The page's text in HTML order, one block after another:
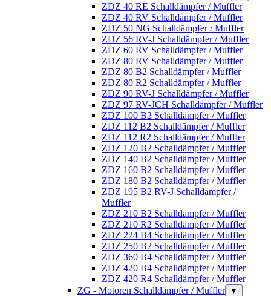
ZDZ 40 RE Schalldämpfer / Muffler
ZDZ 40 RV Schalldämpfer / Muffler
ZDZ 50 NG Schalldämpfer / Muffler
ZDZ 56 RV-J Schalldämpfer / Muffler
ZDZ 60 RV Schalldämpfer / Muffler
ZDZ 80 RV Schalldämpfer / Muffler
ZDZ 80 B2 Schalldämpfer / Muffler
ZDZ 80 R2 Schalldämpfer / Muffler
ZDZ 90 RV-J Schalldämpfer / Muffler
ZDZ 97 RV-JCH Schalldämpfer / Muffler
ZDZ 100 B2 Schalldämpfer / Muffler
ZDZ 112 B2 Schalldämpfer / Muffler
ZDZ 112 R2 Schalldämpfer / Muffler
ZDZ 120 B2 Schalldämpfer / Muffler
ZDZ 140 B2 Schalldämpfer / Muffler
ZDZ 160 B2 Schalldämpfer / Muffler
ZDZ 180 B2 Schalldämpfer / Muffler
ZDZ 195 B2 RV-J Schalldämpfer /
Muffler
ZDZ 210 B2 Schalldämpfer / Muffler
ZDZ 210 R2 Schalldämpfer / Muffler
ZDZ 224 B4 Schalldämpfer / Muffler
ZDZ 250 B2 Schalldämpfer / Muffler
ZDZ 360 B4 Schalldämpfer / Muffler
ZDZ 420 B4 Schalldämpfer / Muffler
ZDZ 420 R4 Schalldämpfer / Muffler
ZG - Motoren Schalldämpfer / Muffler
▼